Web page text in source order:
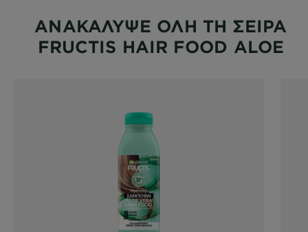
ΑΝΑΚΑΛΥΨΕ ΟΛΗ ΤΗ ΣΕΙΡΑ
FRUCTIS HAIR FOOD ALOE